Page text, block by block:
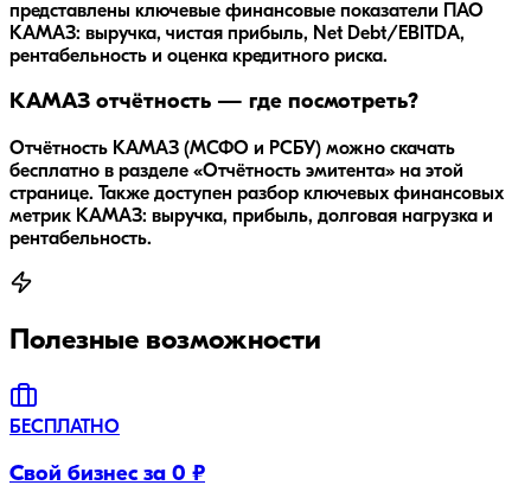
представлены ключевые финансовые показатели ПАО
КАМАЗ: выручка, чистая прибыль, Net Debt/EBITDA,
рентабельность и оценка кредитного риска.
КАМАЗ отчётность — где посмотреть?
Отчётность КАМАЗ (МСФО и РСБУ) можно скачать
бесплатно в разделе «Отчётность эмитента» на этой
странице. Также доступен разбор ключевых финансовых
метрик КАМАЗ: выручка, прибыль, долговая нагрузка и
рентабельность.
Полезные возможности
БЕСПЛАТНО
Свой бизнес за 0 ₽